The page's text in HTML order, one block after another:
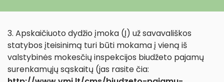
3. Apskaičiuoto dydžio įmoka (Į) už savavališkos
statybos įteisinimą turi būti mokama į vieną iš
valstybinės mokesčių inspekcijos biudžeto pajamų
surenkamųjų sąskaitų (jas rasite čia: